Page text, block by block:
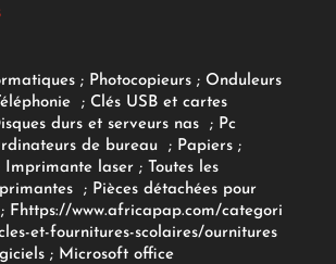
; Photocopieurs; Onduleurs
; Clés USB et cartes
durs et serveurs nas ; Pc
de bureau ; Papiers;
Imprimante laser; Toutes les
; Pièces détachées pour
; F https://www.africapap.com/categori
et-fournitures-scolaires/ournitures
; Microsoft office